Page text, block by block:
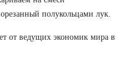
полукольцами лук.
от ведущих экономик мира в